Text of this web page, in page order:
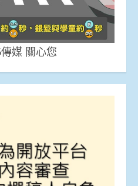
媒 關心您